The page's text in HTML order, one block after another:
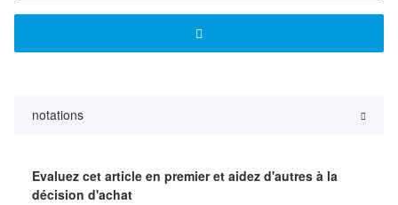
notations
Evaluez cet article en premier et aidez d'autres à la
décision d'achat